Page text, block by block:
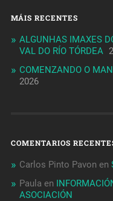
MÁIS RECENTES
ALGUNHAS IMAXES
VAL DO RÍO TÓRDEA
COMENZANDO O
2026
COMENTARIOS
Carlos Pinto Pavon en
Paula en
ASOCIACIÓN